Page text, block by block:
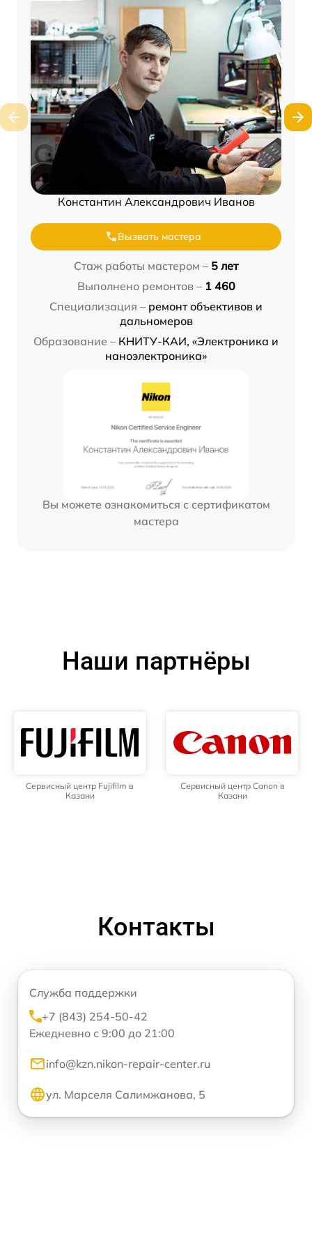
Константин Александрович Иванов
Вызвать мастера
Стаж работы мастером – 5 лет
Выполнено ремонтов – 1 460
Специализация – ремонт объективов и
дальномеров
Образование – КНИТУ-КАИ, «Электроника и
наноэлектроника»
Вы можете ознакомиться с сертификатом
мастера
Наши партнёры
Сервисный центр Fujifilm в
Казани
Сервисный центр Canon в
Казани
Контакты
Служба поддержки
+7 (843) 254-50-42
Ежедневно с 9:00 до 21:00
info@kzn.nikon-repair-center.ru
ул. Марселя Салимжанова, 5